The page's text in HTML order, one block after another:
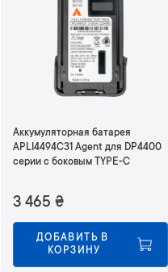
Аккумуляторная батарея
APLI4494C31 Agent для DP4400
серии с боковым TYPE-C
3 465 ₴
ДОБАВИТЬ В
КОРЗИНУ